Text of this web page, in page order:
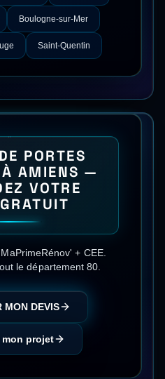
Boulogne-sur-Mer
Saint-Quentin
PORTES
À AMIENS —
VOTRE
MaPrimeRénov' + CEE.
le département80.
MON DEVIS
projet